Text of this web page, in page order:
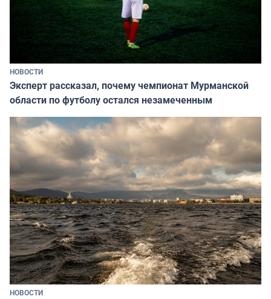
НОВОСТИ
Эксперт рассказал, почему чемпионат Мурманской
области по футболу остался незамеченным
НОВОСТИ